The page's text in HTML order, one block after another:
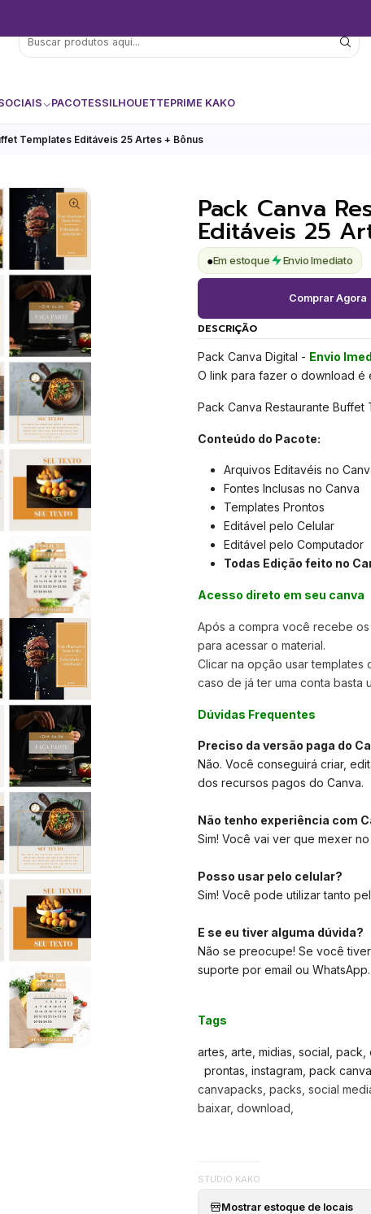
PACOTESSILHOUETTEPRIME KAKO
Templates Editáveis 25 Artes + Bônus
Pack Canva
Editáveis 25
●Em estoque Envio Imediato
Comprar Agora
DESCRIÇÃO
Pack Canva Digital - Envio
O link para fazer o download é
Pack Canva Restaurante Buffet
Conteúdo do Pacote:
Arquivos Editavéis no
Fontes Inclusas no Canva
Templates Prontos
Editável pelo Celular
Editável pelo Computador
Todas Edição feito no
Acesso direto em seu canva
Após a compra você recebe
para acessar o material.
Clicar na opção usar templates
caso de já ter uma conta basta
Dúvidas Frequentes
Preciso da versão paga do
Não. Você conseguirá criar,
dos recursos pagos do Canva.
Não tenho experiência com
Sim! Você vai ver que mexer
Posso usar pelo celular?
Sim! Você pode utilizar tanto
E se eu tiver alguma dúvida?
Não se preocupe! Se você
suporte por email ou WhatsApp.
Tags
artes, arte, midias, social,
prontas, instagram, pack
canvapacks, packs, social
baixar, download,
STUDIO KAKO
Mostrar estoque de locais